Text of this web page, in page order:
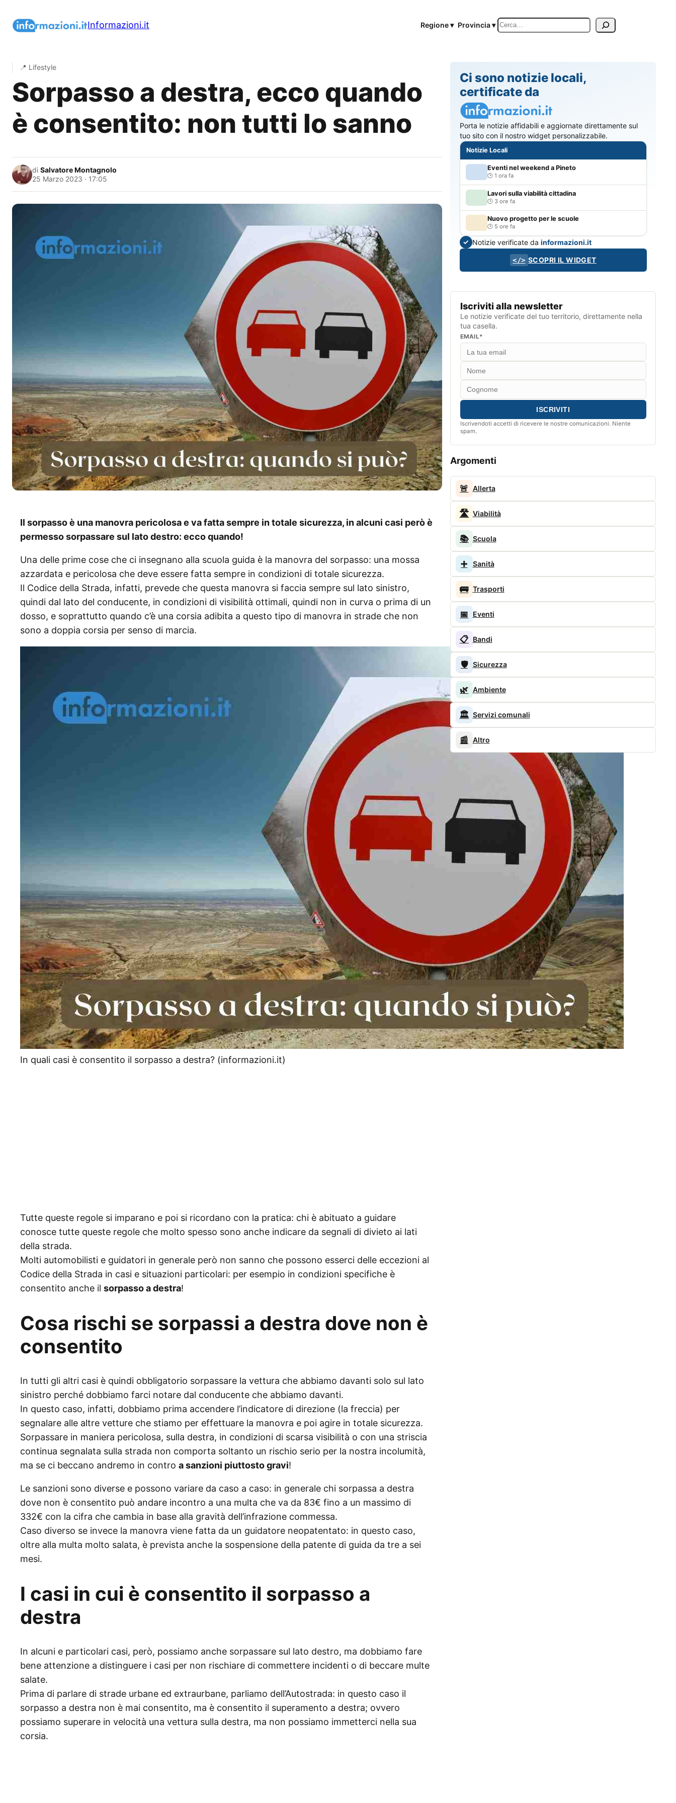
Informazioni.it Regione ▾ Provincia ▾ Cerca
📍 Lifestyle
Sorpasso a destra, ecco quando
è consentito: non tutti lo sanno
di Salvatore Montagnolo
25 Marzo 2023 · 17:05
Il sorpasso è una manovra pericolosa e va fatta sempre in totale sicurezza, in alcuni casi però è
permesso sorpassare sul lato destro: ecco quando!
Una delle prime cose che ci insegnano alla scuola guida è la manovra del sorpasso: una mossa
azzardata e pericolosa che deve essere fatta sempre in condizioni di totale sicurezza.
Il Codice della Strada, infatti, prevede che questa manovra si faccia sempre sul lato sinistro,
quindi dal lato del conducente, in condizioni di visibilità ottimali, quindi non in curva o prima di un
dosso, e soprattutto quando c’è una corsia adibita a questo tipo di manovra in strade che non
sono a doppia corsia per senso di marcia.
In quali casi è consentito il sorpasso a destra? (informazioni.it)
Tutte queste regole si imparano e poi si ricordano con la pratica: chi è abituato a guidare
conosce tutte queste regole che molto spesso sono anche indicare da segnali di divieto ai lati
della strada.
Molti automobilisti e guidatori in generale però non sanno che possono esserci delle eccezioni al
Codice della Strada in casi e situazioni particolari: per esempio in condizioni specifiche è
consentito anche il sorpasso a destra!
Cosa rischi se sorpassi a destra dove non è
consentito
In tutti gli altri casi è quindi obbligatorio sorpassare la vettura che abbiamo davanti solo sul lato
sinistro perché dobbiamo farci notare dal conducente che abbiamo davanti.
In questo caso, infatti, dobbiamo prima accendere l’indicatore di direzione (la freccia) per
segnalare alle altre vetture che stiamo per effettuare la manovra e poi agire in totale sicurezza.
Sorpassare in maniera pericolosa, sulla destra, in condizioni di scarsa visibilità o con una striscia
continua segnalata sulla strada non comporta soltanto un rischio serio per la nostra incolumità,
ma se ci beccano andremo in contro a sanzioni piuttosto gravi!
Le sanzioni sono diverse e possono variare da caso a caso: in generale chi sorpassa a destra
dove non è consentito può andare incontro a una multa che va da 83€ fino a un massimo di
332€ con la cifra che cambia in base alla gravità dell’infrazione commessa.
Caso diverso se invece la manovra viene fatta da un guidatore neopatentato: in questo caso,
oltre alla multa molto salata, è prevista anche la sospensione della patente di guida da tre a sei
mesi.
I casi in cui è consentito il sorpasso a
destra
In alcuni e particolari casi, però, possiamo anche sorpassare sul lato destro, ma dobbiamo fare
bene attenzione a distinguere i casi per non rischiare di commettere incidenti o di beccare multe
salate.
Prima di parlare di strade urbane ed extraurbane, parliamo dell’Autostrada: in questo caso il
sorpasso a destra non è mai consentito, ma è consentito il superamento a destra; ovvero
possiamo superare in velocità una vettura sulla destra, ma non possiamo immetterci nella sua
corsia.
Ci sono notizie locali,
certificate da
Porta le notizie affidabili e aggiornate direttamente sul
tuo sito con il nostro widget personalizzabile.
Notizie Locali
Eventi nel weekend a Pineto
1 ora fa
Lavori sulla viabilità cittadina
3 ore fa
Nuovo progetto per le scuole
5 ore fa
✓ Notizie verificate da informazioni.it
</> SCOPRI IL WIDGET
Iscriviti alla newsletter
Le notizie verificate del tuo territorio, direttamente nella
tua casella.
EMAIL*
Iscrivendoti accetti di ricevere le nostre comunicazioni. Niente
spam.
Argomenti
🚨 Allerta
🛣️ Viabilità
📚 Scuola
➕ Sanità
🚌 Trasporti
📅 Eventi
📋 Bandi
🛡️ Sicurezza
🌿 Ambiente
🏛️ Servizi comunali
📰 Altro